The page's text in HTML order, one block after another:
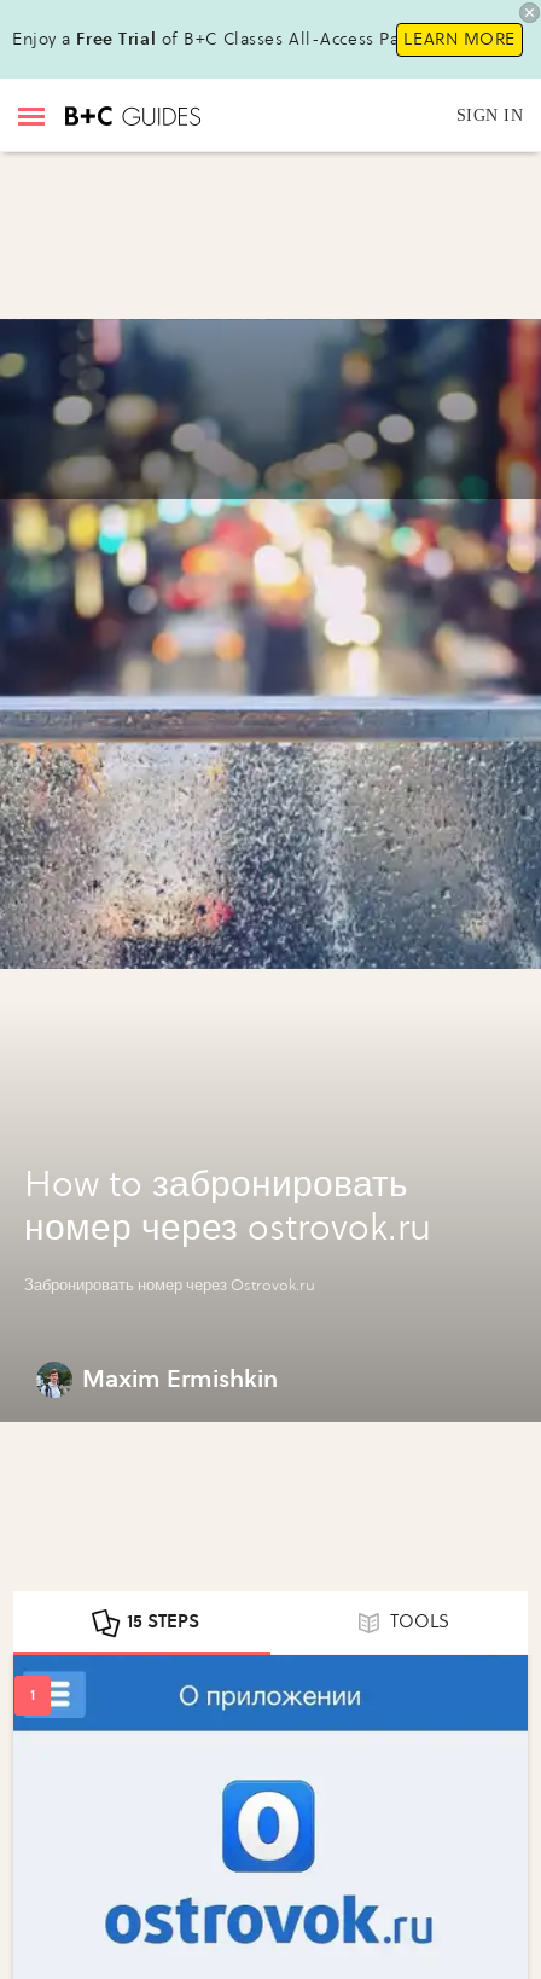
Enjoy a Free Trial of B+C Classes All-Access Pass!LEARN MORE
SIGN IN
How to забронировать
номер через ostrovok.ru
Забронировать номер через Ostrovok.ru
Maxim Ermishkin
15 STEPS TOOLS